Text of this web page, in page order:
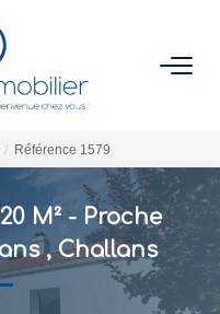
Nous
Référence 1579
M² - Proche
,Challans